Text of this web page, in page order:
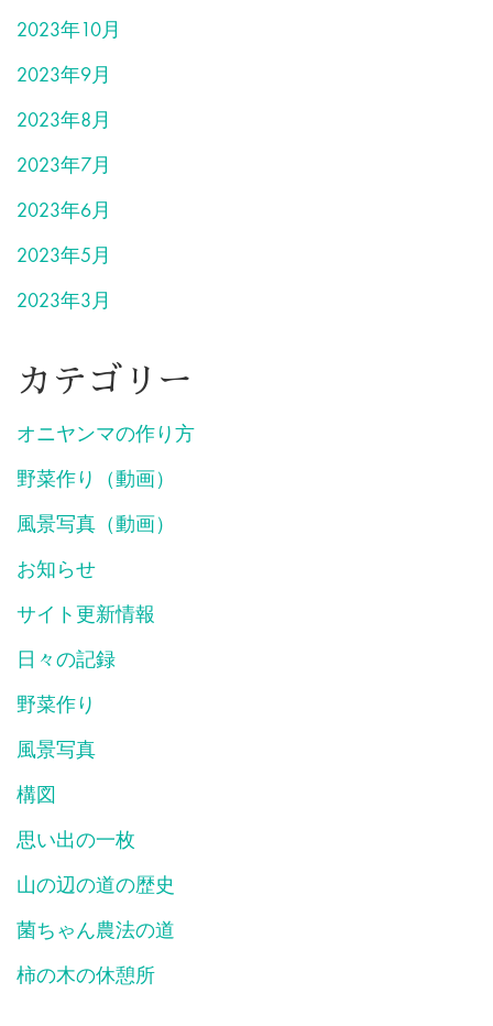
2023年10月
2023年9月
2023年8月
2023年7月
2023年6月
2023年5月
2023年3月
カテゴリー
オニヤンマの作り方
野菜作り（動画）
風景写真（動画）
お知らせ
サイト更新情報
日々の記録
野菜作り
風景写真
構図
思い出の一枚
山の辺の道の歴史
菌ちゃん農法の道
柿の木の休憩所